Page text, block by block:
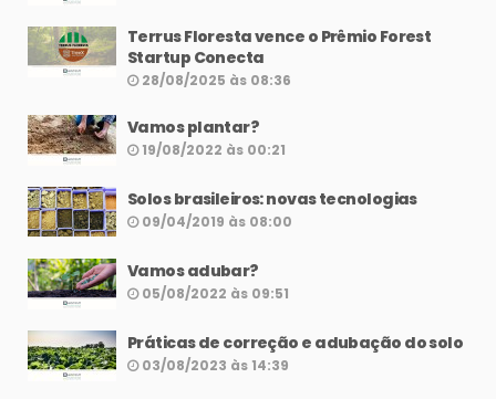
Terrus Floresta vence o Prêmio Forest
Startup Conecta
28/08/2025 às 08:36
Vamos plantar?
19/08/2022 às 00:21
Solos brasileiros: novas tecnologias
09/04/2019 às 08:00
Vamos adubar?
05/08/2022 às 09:51
Práticas de correção e adubação do solo
03/08/2023 às 14:39